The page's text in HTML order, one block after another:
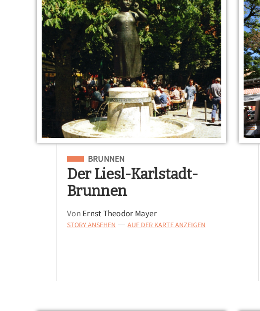
Eingeordnet unter
BRUNNEN
Der Liesl-Karlstadt-
Brunnen
Von Ernst Theodor Mayer
STORY ANSEHEN — AUF DER KARTE ANZEIGEN